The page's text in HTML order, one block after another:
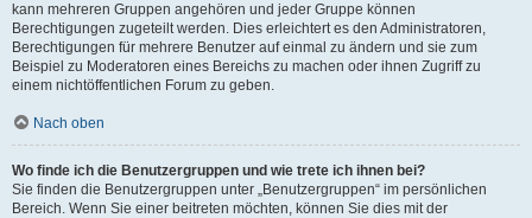
kann mehreren Gruppen angehören und jeder Gruppe können
Berechtigungen zugeteilt werden. Dies erleichtert es den Administratoren,
Berechtigungen für mehrere Benutzer auf einmal zu ändern und sie zum
Beispiel zu Moderatoren eines Bereichs zu machen oder ihnen Zugriff zu
einem nichtöffentlichen Forum zu geben.
Nach oben
Wo finde ich die Benutzergruppen und wie trete ich ihnen bei?
Sie finden die Benutzergruppen unter „Benutzergruppen“ im persönlichen
Bereich. Wenn Sie einer beitreten möchten, können Sie dies mit der